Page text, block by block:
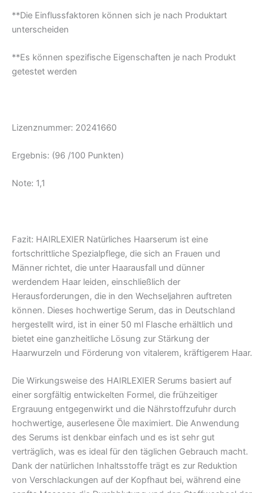
**Die Einflussfaktoren können sich je nach Produktart
unterscheiden
**Es können spezifische Eigenschaften je nach Produkt
getestet werden
Lizenznummer: 20241660
Ergebnis: (96 /100 Punkten)
Note: 1,1
Fazit: HAIRLEXIER Natürliches Haarserum ist eine
fortschrittliche Spezialpflege, die sich an Frauen und
Männer richtet, die unter Haarausfall und dünner
werdendem Haar leiden, einschließlich der
Herausforderungen, die in den Wechseljahren auftreten
können. Dieses hochwertige Serum, das in Deutschland
hergestellt wird, ist in einer 50 ml Flasche erhältlich und
bietet eine ganzheitliche Lösung zur Stärkung der
Haarwurzeln und Förderung von vitalerem, kräftigerem Haar.
Die Wirkungsweise des HAIRLEXIER Serums basiert auf
einer sorgfältig entwickelten Formel, die frühzeitiger
Ergrauung entgegenwirkt und die Nährstoffzufuhr durch
hochwertige, auserlesene Öle maximiert. Die Anwendung
des Serums ist denkbar einfach und es ist sehr gut
verträglich, was es ideal für den täglichen Gebrauch macht.
Dank der natürlichen Inhaltsstoffe trägt es zur Reduktion
von Verschlackungen auf der Kopfhaut bei, während eine